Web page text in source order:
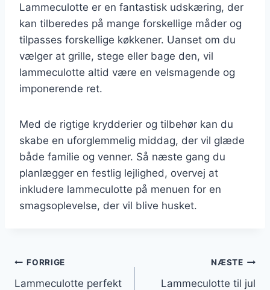
Lammeculotte er en fantastisk udskæring, der
kan tilberedes på mange forskellige måder og
tilpasses forskellige køkkener. Uanset om du
vælger at grille, stege eller bage den, vil
lammeculotte altid være en velsmagende og
imponerende ret.
Med de rigtige krydderier og tilbehør kan du
skabe en uforglemmelig middag, der vil glæde
både familie og venner. Så næste gang du
planlægger en festlig lejlighed, overvej at
inkludere lammeculotte på menuen for en
smagsoplevelse, der vil blive husket.
Indlægsnavigation
FORRIGE
Lammeculotte perfekt
NÆSTE
Lammeculotte til jul